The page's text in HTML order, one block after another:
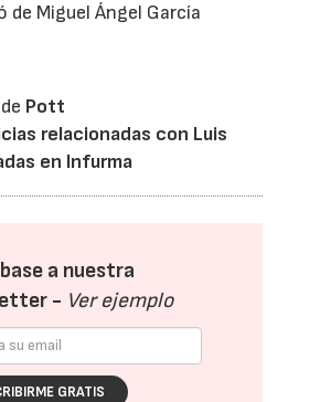
de Miguel Ángel García
Pott
relacionadas con Luis
en Infurma
a nuestra
- Ver ejemplo
GRATIS